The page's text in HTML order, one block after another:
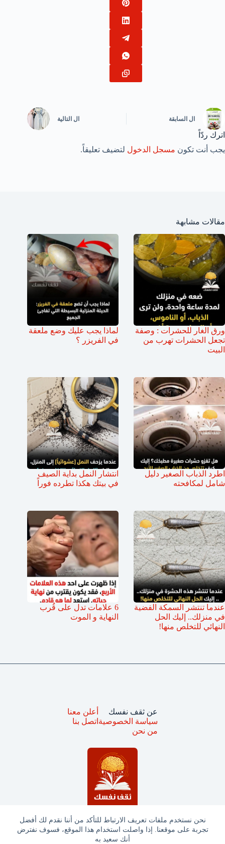
نحن نستخدم ملفات تعريف الارتباط للتأكد من أننا نقدم لك أفضل
تجربة على موقعنا. إذا واصلت استخدام هذا الموقع، فسوف نفترض
أنك سعيد به
ال السابقة ال التالية
اترك ردّاً
يجب أنت تكون مسجل الدخول لتضيف تعليقاً.
مقالات مشابهة
ورق الغار للحشرات : وصفة
تجعل الحشرات تهرب من
البيت
لماذا يجب عليك وضع ملعقة
في الفريزر ؟
اطرد الذباب الصغير دليل
شامل لمكافحته
انتشار النمل بداية الصيف
في بيتك هكذا تطرده فوراً
عندما تنتشر السمكة الفضية
في منزلك.. إليك الحل
النهائي للتخلص منها!
6 علامات تدل على قُرب
النهاية و الموت
جميع الحقوق محفوظة © ثقف نفسك 2025
عن ثقف نفسك
سياسة الخصوصية
من نحن
أعلن معنا
اتصل بنا